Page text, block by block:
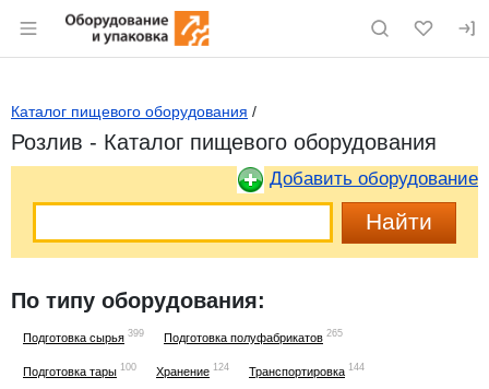
Раздел навигации по сайту eqinfo.ru
Каталог пищевого оборудования /
Розлив - Каталог пищевого оборудования
Добавить оборудование
По типу оборудования:
Подготовка сырья 399 Подготовка полуфабрикатов 265
Подготовка тары 100 Хранение 124 Транспортировка 144